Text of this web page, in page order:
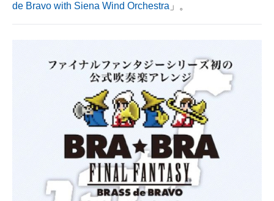
AI活用のいまが分かる
企業ITのトレンドを詳説
経営リーダーのコミュニティ
マーケ×ITの今がよく分かる
ITエンジニア向け専門サイト
de Bravo with Siena Wind Orchestra 」。